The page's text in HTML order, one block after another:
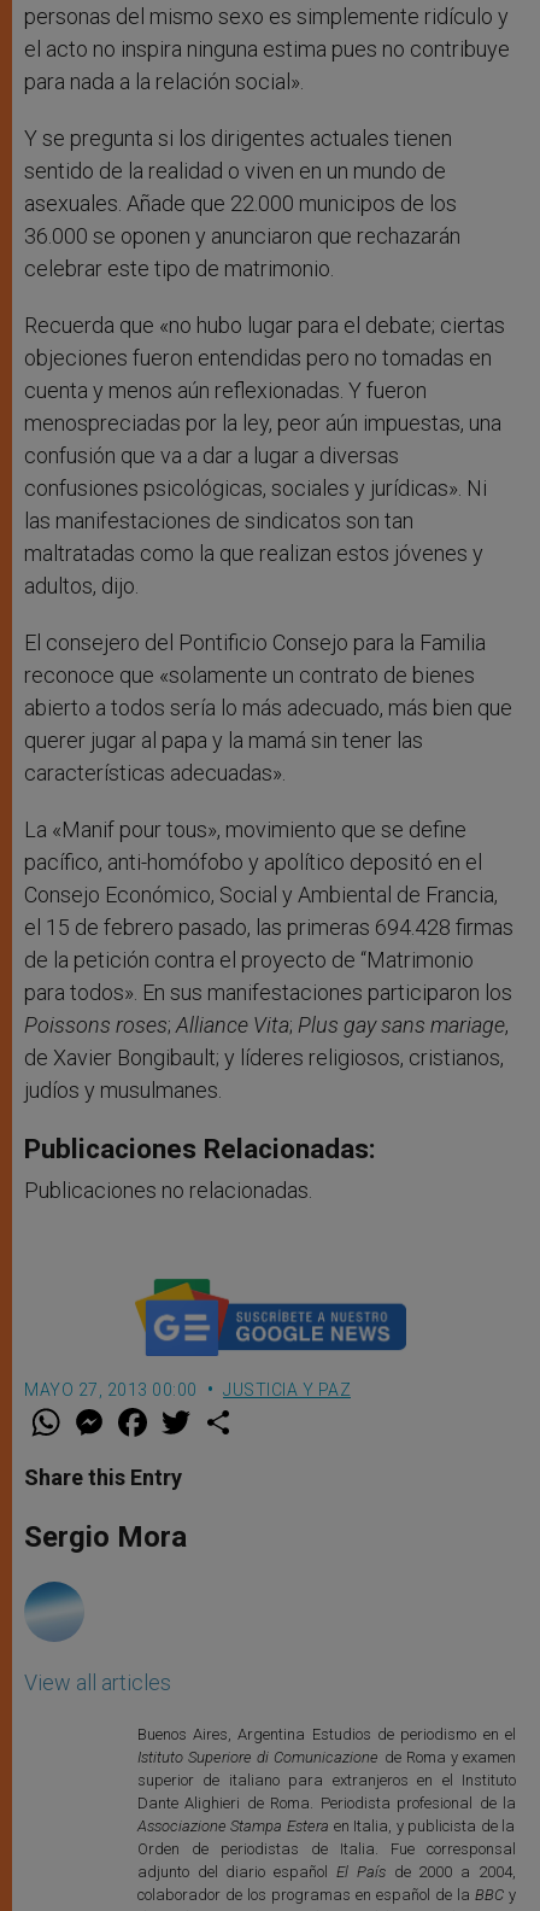
personas del mismo sexo es simplemente ridículo y
el acto no inspira ninguna estima pues no contribuye
para nada a la relación social».
Y se pregunta si los dirigentes actuales tienen
sentido de la realidad o viven en un mundo de
asexuales. Añade que 22.000 municipos de los
36.000 se oponen y anunciaron que rechazarán
celebrar este tipo de matrimonio.
Recuerda que «no hubo lugar para el debate; ciertas
objeciones fueron entendidas pero no tomadas en
cuenta y menos aún reflexionadas. Y fueron
menospreciadas por la ley, peor aún impuestas, una
confusión que va a dar a lugar a diversas
confusiones psicológicas, sociales y jurídicas». Ni
las manifestaciones de sindicatos son tan
maltratadas como la que realizan estos jóvenes y
adultos, dijo.
El consejero del Pontificio Consejo para la Familia
reconoce que «solamente un contrato de bienes
abierto a todos sería lo más adecuado, más bien que
querer jugar al papa y la mamá sin tener las
características adecuadas».
La «Manif pour tous», movimiento que se define
pacífico, anti-homófobo y apolítico depositó en el
Consejo Económico, Social y Ambiental de Francia,
el 15 de febrero pasado, las primeras 694.428 firmas
de la petición contra el proyecto de “Matrimonio
para todos». En sus manifestaciones participaron los
Poissons roses;Alliance Vita; Plus gay sans mariage,
de Xavier Bongibault; y líderes religiosos, cristianos,
judíos y musulmanes.
Publicaciones Relacionadas:
Publicaciones no relacionadas.
MAYO 27, 2013 00:00 JUSTICIA Y PAZ
W
t
s
p
p
M
e
s
e
g
e
F
a
e
b
o
k
w
Share this Entry
Sergio Mora
View all articles
Buenos Aires, Argentina Estudios de periodismo en el
Istituto Superiore di Comunicazione de Roma y examen
superior de italiano para extranjeros en el Instituto
Dante Alighieri de Roma. Periodista profesional de la
Associazione Stampa Estera en Italia, y publicista de la
Orden de periodistas de Italia. Fue corresponsal
adjunto del diario españolEl Paísde 2000 a 2004,
colaborador de los programas en español de la BBCy